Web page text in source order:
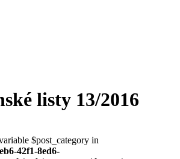
listy 13/2016
$post_category in
42f1-8ed6-